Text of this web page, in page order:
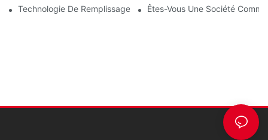
Technologie De Remplissage À Chaud Pour Bouteilles PET
Êtes-Vous Une Société